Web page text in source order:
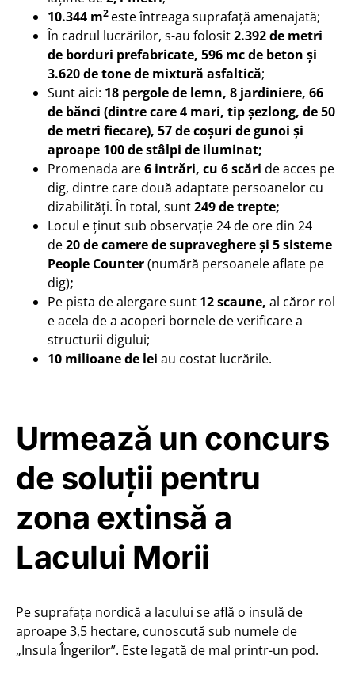
10.344 m2 este întreaga suprafață amenajată;
În cadrul lucrărilor, s-au folosit2.392 de metri
de borduri prefabricate, 596 mc de beton și
3.620 de tone de mixtură asfaltică;
Sunt aici: 18 pergole de lemn, 8 jardiniere, 66
de bănci (dintre care 4 mari, tip șezlong, de 50
de metri fiecare), 57 de coșuri de gunoi și
aproape 100 de stâlpi de iluminat;
Promenada are6 intrări, cu 6 scări de acces pe
dig, dintre care două adaptate persoanelor cu
dizabilități. În total, sunt249 de trepte;
Locul e ținut sub observație 24 de ore din 24
de20 de camere de supraveghere și 5 sisteme
People Counter(numără persoanele aflate pe
dig);
Pe pista de alergare sunt 12 scaune, al căror rol
e acela de a acoperi bornele de verificare a
structurii digului;
10 milioane de lei au costat lucrările.
Urmează un concurs
de soluții pentru
zona extinsă a
Lacului Morii
Pe suprafața nordică a lacului se află o insulă de
aproape 3,5 hectare, cunoscută sub numele de
„Insula Îngerilor”. Este legată de mal printr-un pod.